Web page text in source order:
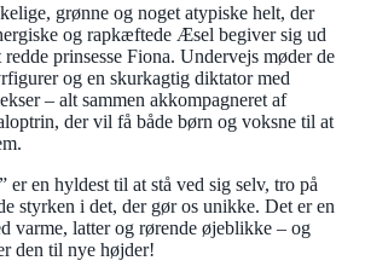
grønne og noget atypiske helt, der
og rapkæftede Æsel begiver sig ud
prinsesse Fiona. Undervejs møder de
og en skurkagtig diktator med
– alt sammen akkompagneret af
der vil få både børn og voksne til at
er en hyldest til at stå ved sig selv, tro på
styrken i det, der gør os unikke. Det er en
varme, latter og rørende øjeblikke – og
den til nye højder!